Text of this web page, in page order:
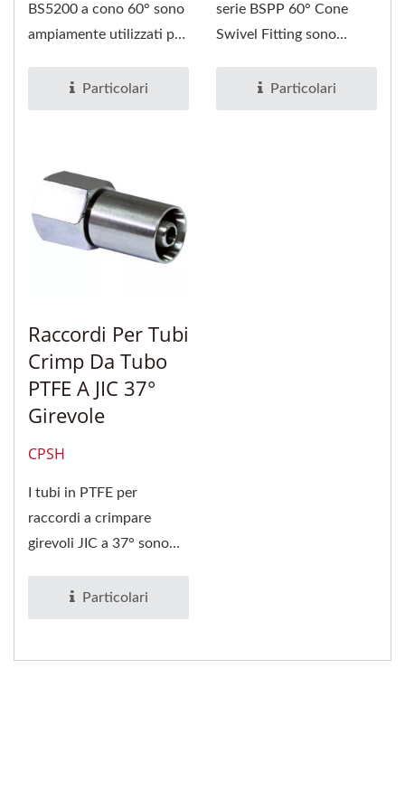
BS5200 a cono 60° sono
ampiamente utilizzati per
sistema...Particolari
serie BSPP 60° Cone
Swivel Fitting sono
collegare...Particolari
Raccordi Per Tubi
Crimp Da Tubo
PTFE A JIC 37°
Girevole
CPSH
I tubi in PTFE per
raccordi a crimpare
girevoli JIC a 37° sono
collegare...Particolari